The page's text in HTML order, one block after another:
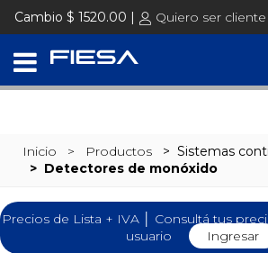
SET @busqueda = replace(@busqueda,
Cambio $ 1520.00 | Quiero ser cliente
Inicio > Productos > Sistemas
> Detectores de monóxido
Precios de Lista + IVA │ Consultá tus
usuario
Ingresar